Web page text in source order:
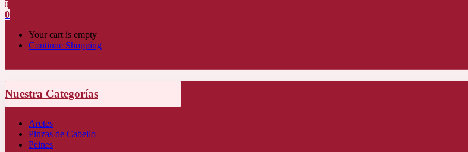
0
0
Your cart is empty
Continue Shopping
Nuestra Categorías
Aretes
Pinzas de Cabello
Peines